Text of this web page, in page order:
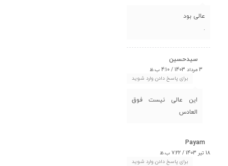
عالی بود
.
سیدحسین
3 مرداد 1403 / 4:10 ب.ظ
برای پاسخ دادن وارد شوید
این عالی نیست فوق
العادس
Payam
18 تیر 1403 / 7:22 ب.ظ
برای پاسخ دادن وارد شوید